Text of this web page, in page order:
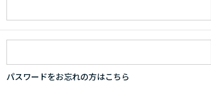
パスワードをお忘れの方はこちら